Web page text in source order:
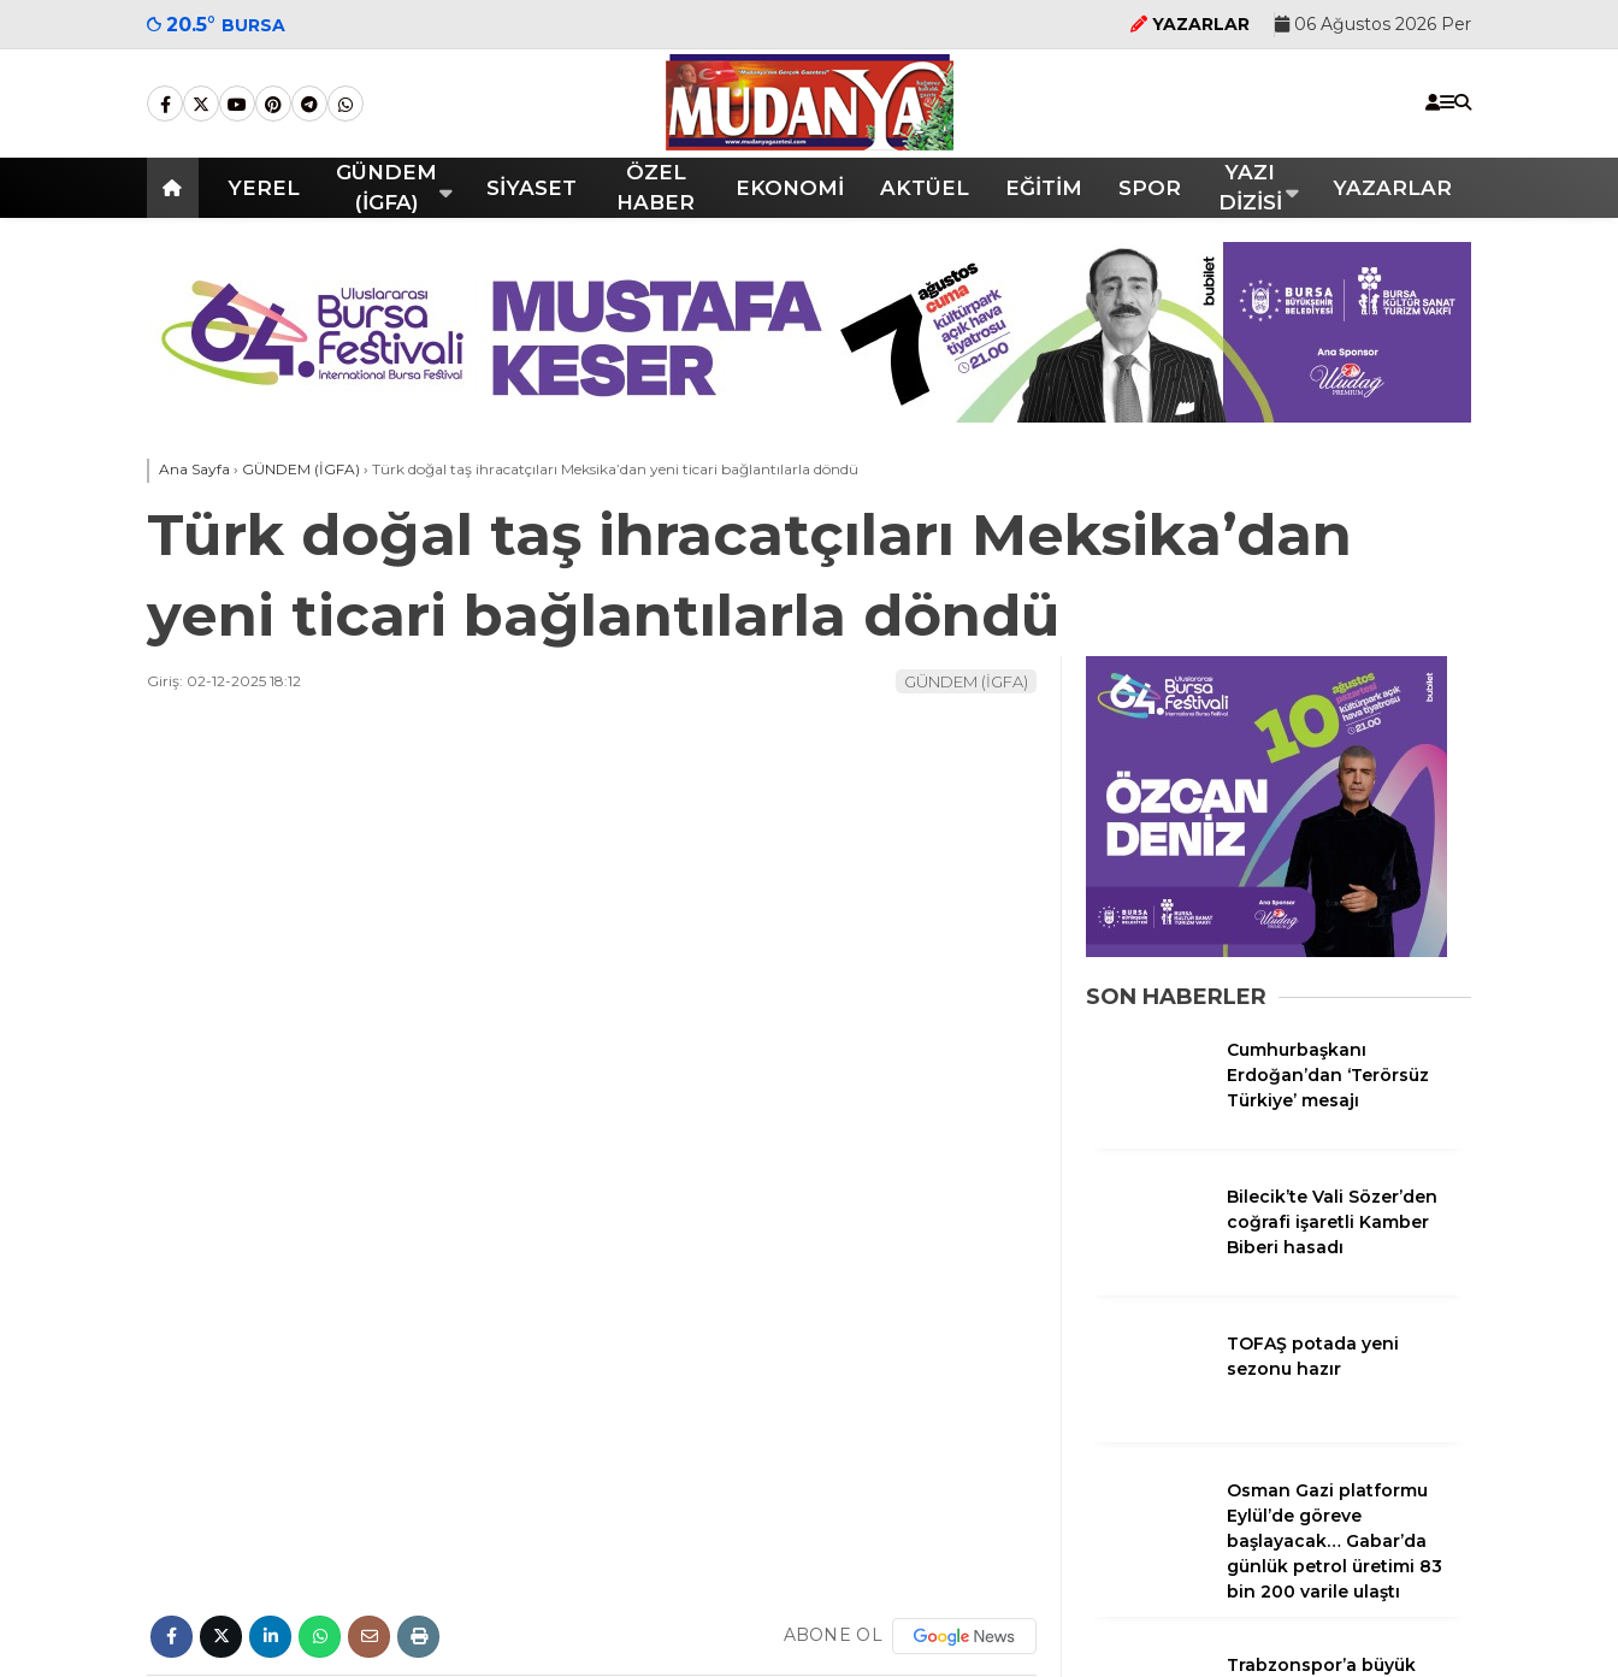
SİYASET
ÖZEL HABER
EKONOMİ
AKTÜEL
EĞİTİM
SPOR
Facebook
20.5° BURSA YAZARLAR 06 Ağustos 2026 Per
YEREL
GÜNDEM
(İGFA)
SİYASET
ÖZEL
HABER
EKONOMİ AKTÜEL EĞİTİM SPOR
YAZI
DİZİSİ
YAZARLAR
Ana Sayfa › GÜNDEM (İGFA) › Türk doğal taş ihracatçıları Meksika’dan yeni ticari bağlantılarla döndü
Türk doğal taş ihracatçıları Meksika’dan
yeni ticari bağlantılarla döndü
Giriş: 02-12-2025 18:12 GÜNDEM (İGFA)
ABONE OL
SON HABERLER
Cumhurbaşkanı
Erdoğan’dan ‘Terörsüz
Türkiye’ mesajı
Bilecik’te Vali Sözer’den
coğrafi işaretli Kamber
Biberi hasadı
TOFAŞ potada yeni
sezonu hazır
Osman Gazi platformu
Eylül’de göreve
başlayacak… Gabar’da
günlük petrol üretimi 83
bin 200 varile ulaştı
Trabzonspor’a büyük